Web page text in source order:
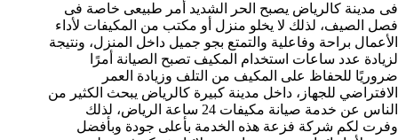
فى مدينة كالرياض يصبح الحر الشديد أمر طبيعى خاصة فى
فصل الصيف، لذلك لا يخلو منزل أو مكتب من المكيفات لأداء
الأعمال براحة وفاعلية والتمتع بجو جميل داخل المنزل، ونتيجة
لزيادة عدد ساعات استخدام المكيف تصبح الصيانة أمرًا
ضروريًا للحفاظ على المكيف من التلف وزيادة العمر
الافتراضي للجهاز، داخل مدينة كبيرة كالرياض يبحث الكثير من
الناس عن خدمة صيانة مكيفات 24 ساعة الرياض، لذلك
وفرت لكم شركة فزعة هذه الخدمة بأعلى جودة وبأفضل